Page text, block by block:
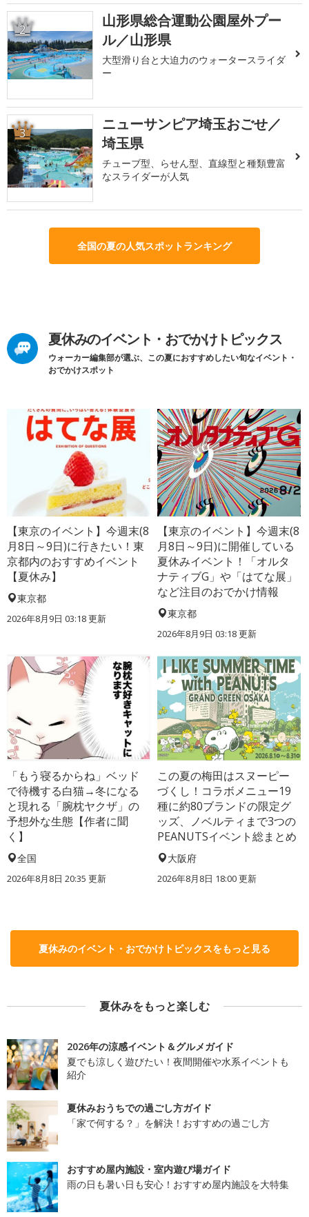
2
山形県総合運動公園屋外プー
ル／山形県
大型滑り台と大迫力のウォータースライダ
ー
3
ニューサンピア埼玉おごせ／
埼玉県
チューブ型、らせん型、直線型と種類豊富
なスライダーが人気
全国の夏の人気スポットランキング
夏休みのイベント・おでかけトピックス
ウォーカー編集部が選ぶ、この夏におすすめしたい旬なイベント・
おでかけスポット
【東京のイベント】今週末(8
月8日～9日)に行きたい！東
京都内のおすすめイベント
【夏休み】
東京都
2026年8月9日 03:18更新
【東京のイベント】今週末(8
月8日～9日)に開催している
夏休みイベント！「オルタ
ナティブG」や「はてな展」
など注目のおでかけ情報
東京都
2026年8月9日 03:18更新
「もう寝るからね」ベッド
で待機する白猫→冬になる
と現れる「腕枕ヤクザ」の
予想外な生態【作者に聞
く】
全国
2026年8月8日 20:35 更新
この夏の梅田はスヌーピー
づくし！コラボメニュー19
種に約80ブランドの限定グ
ッズ、ノベルティまで3つの
PEANUTSイベント総まとめ
大阪府
2026年8月8日 18:00更新
夏休みのイベント・おでかけトピックスをもっと見る
夏休みをもっと楽しむ
2026年の涼感イベント＆グルメガイド
夏でも涼しく遊びたい！夜間開催や水系イベントも
紹介
夏休みおうちでの過ごし方ガイド
「家で何する？」を解決！おすすめの過ごし方
おすすめ屋内施設・室内遊び場ガイド
雨の日も暑い日も安心！おすすめ屋内施設を大特集